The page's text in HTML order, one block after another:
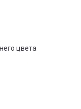
цвета